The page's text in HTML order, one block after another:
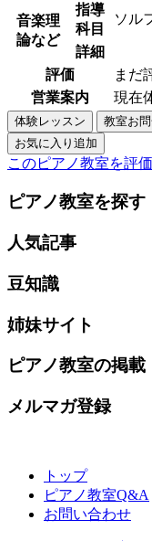
音楽理
論など
指導
科目
ソル
詳細
評価
まだ
営業案内
現在
このピアノ教室を評
ピアノ教室を探す
人気記事
豆知識
姉妹サイト
ピアノ教室の掲載
メルマガ登録
トップ
ピアノ教室Q&A
お問い合わせ